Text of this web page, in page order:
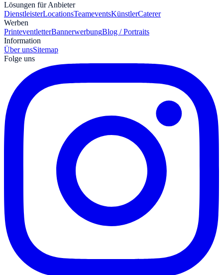
Lösungen für Anbieter
DienstleisterLocationsTeameventsKünstlerCaterer
Werben
PrinteventletterBannerwerbungBlog / Portraits
Information
Über unsSitemap
Folge uns